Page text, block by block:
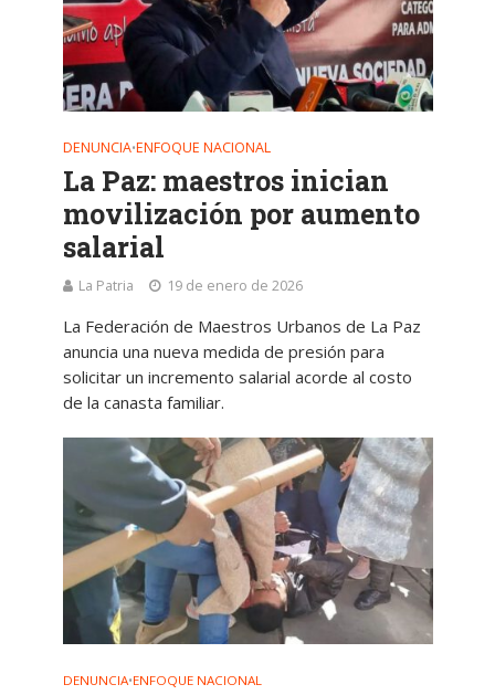
DENUNCIA•ENFOQUE NACIONAL
La Paz: maestros inician
movilización por aumento
salarial
La Patria 19 de enero de 2026
La Federación de Maestros Urbanos de La Paz
anuncia una nueva medida de presión para
solicitar un incremento salarial acorde al costo
de la canasta familiar.
DENUNCIA•ENFOQUE NACIONAL